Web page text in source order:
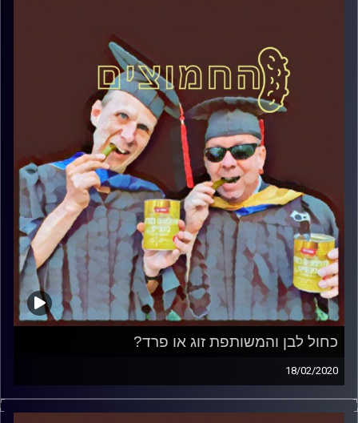
כחול לבן והמשותפת זוג או פרד?
18/02/2020
החמוצים – בפעם השלישית.